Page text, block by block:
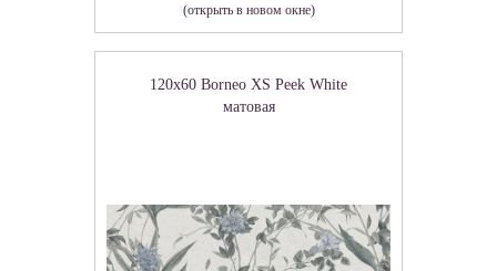
(открыть в новом окне)
120x60 Borneo XS Peek White
матовая